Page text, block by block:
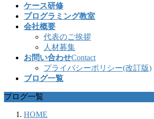
ケース研修
プログラミング教室
会社概要
代表のご挨拶
人材募集
お問い合わせContact
プライバシーポリシー(改訂版)
ブログ一覧
ブログ一覧
HOME